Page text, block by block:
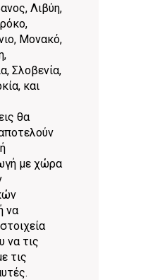
Λιβύη,
Μονακό,
Σλοβενία,
και
θα
με χώρα
να
να τις
τις